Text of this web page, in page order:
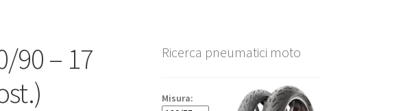
90 – 17
Ricerca pneumatici moto
Misura: